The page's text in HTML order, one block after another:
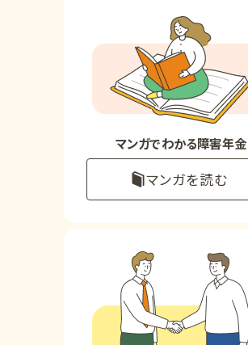
事務所について
お客様からの感謝のお手紙
マンガでわかる障害年金
マンガを読む